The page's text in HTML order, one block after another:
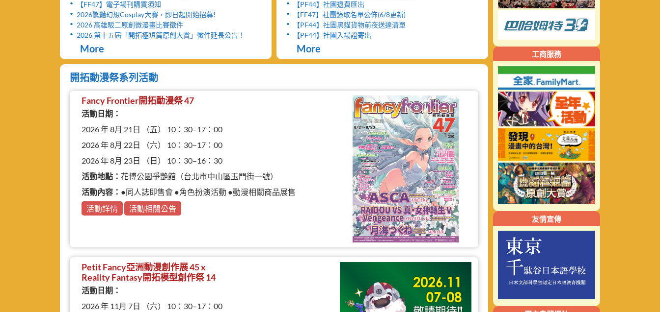
台北公演」活動取消及退票服務相關公告
【FF47】電子場刊購買須知
2026驚豔幻想Cosplay大賽，即日起開始招募!
2026 高雄駁二原創微漫畫比賽徵件
2026 第十五屆「開拓極短篇原創大賞」徵件延長公告！
More
【PF44】社團退費匯出
【FF47】社團錄取名單公佈(6/8更新)
【PF44】社團黑貓貨物前夜送達清單
【PF44】社團入場證寄出
More
開拓動漫祭系列活動
Fancy Frontier開拓動漫祭 47
活動日期：
2026 年 8月 21日 （五） 10：30–17：00
2026 年 8月 22日 （六） 10：30–17：00
2026 年 8月 23日 （日） 10：30–16：30
活動地點：花博公園爭艷館（台北市中山區玉門街一號）
活動內容： ●同人誌即售會 ●角色扮演活動 ●動漫相關商品展售
活動詳情
活動相關公告
Petit Fancy亞洲動漫創作展 45 x
Reality Fantasy開拓模型創作祭 14
活動日期：
2026 年 11月 7日 （六） 10：30–17：00
工商服務
友情宣傳